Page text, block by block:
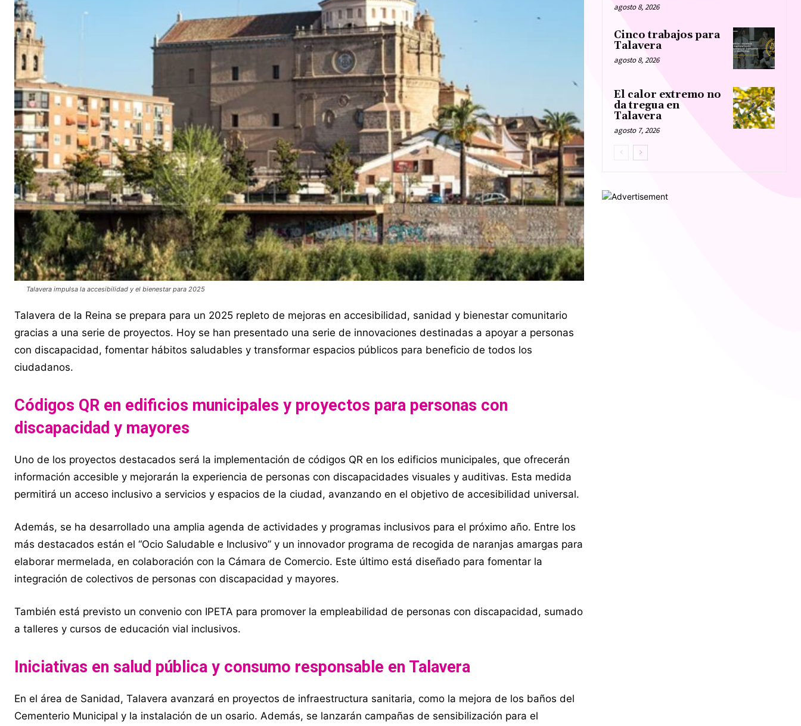
Talavera impulsa la accesibilidad y el bienestar para 2025
Talavera de la Reina se prepara para un 2025 repleto de mejoras en accesibilidad, sanidad y bienestar comunitario
gracias a una serie de proyectos. Hoy se han presentado una serie de innovaciones destinadas a apoyar a personas
con discapacidad, fomentar hábitos saludables y transformar espacios públicos para beneficio de todos los
ciudadanos.
Códigos QR en edificios municipales y proyectos para personas con
discapacidad y mayores
Uno de los proyectos destacados será la implementación de códigos QR en los edificios municipales, que ofrecerán
información accesible y mejorarán la experiencia de personas con discapacidades visuales y auditivas. Esta medida
permitirá un acceso inclusivo a servicios y espacios de la ciudad, avanzando en el objetivo de accesibilidad universal.
Además, se ha desarrollado una amplia agenda de actividades y programas inclusivos para el próximo año. Entre los
más destacados están el “Ocio Saludable e Inclusivo” y un innovador programa de recogida de naranjas amargas para
elaborar mermelada, en colaboración con la Cámara de Comercio. Este último está diseñado para fomentar la
integración de colectivos de personas con discapacidad y mayores.
También está previsto un convenio con IPETA para promover la empleabilidad de personas con discapacidad, sumado
a talleres y cursos de educación vial inclusivos.
Iniciativas en salud pública y consumo responsable en Talavera
En el área de Sanidad, Talavera avanzará en proyectos de infraestructura sanitaria, como la mejora de los baños del
Cementerio Municipal y la instalación de un osario. Además, se lanzarán campañas de sensibilización para el
agosto 8, 2026
Cinco trabajos para
Talavera
agosto 8, 2026
El calor extremo no
da tregua en
Talavera
agosto 7, 2026